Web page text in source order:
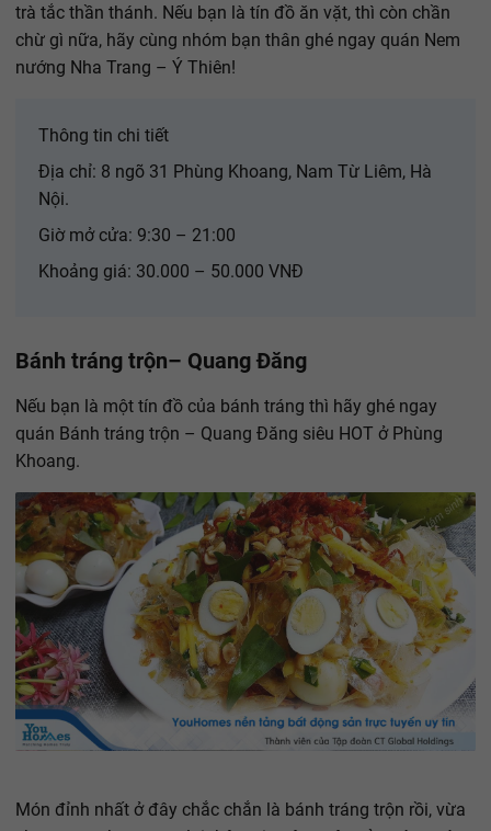
trà tắc thần thánh. Nếu bạn là tín đồ ăn vặt, thì còn chần
chừ gì nữa, hãy cùng nhóm bạn thân ghé ngay quán Nem
nướng Nha Trang – Ý Thiên!
Thông tin chi tiết
Địa chỉ: 8 ngõ 31 Phùng Khoang, Nam Từ Liêm, Hà
Nội.
Giờ mở cửa: 9:30 – 21:00
Khoảng giá: 30.000 – 50.000 VNĐ
Bánh tráng trộn– Quang Đăng
Nếu bạn là một tín đồ của bánh tráng thì hãy ghé ngay
quán Bánh tráng trộn – Quang Đăng siêu HOT ở Phùng
Khoang.
Món đỉnh nhất ở đây chắc chắn là bánh tráng trộn rồi, vừa